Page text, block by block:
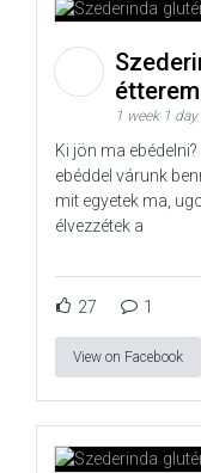
étterem
1 week 1
Ki jön ma
ebéddel várunk
mit egyetek ma,
élvezzétek a
27 1
View on Facebook